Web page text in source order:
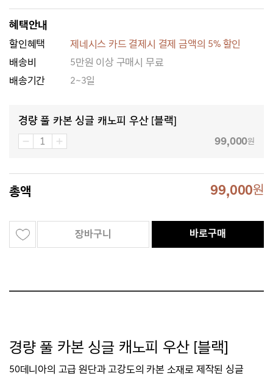
혜택안내
할인혜택
제네시스 카드 결제시 결제 금액의 5% 할인
배송비
5만원 이상 구매시 무료
배송기간
2~3일
경량 풀 카본 싱글 캐노피 우산 [블랙]
99,000원
총액 99,000원
장바구니 바로구매
경량 풀 카본 싱글 캐노피 우산 [블랙]
50데니아의 고급 원단과 고강도의 카본 소재로 제작된 싱글